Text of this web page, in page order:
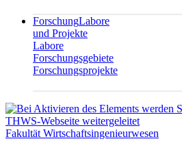
ForschungLabore
und Projekte
Labore
Forschungsgebiete
Forschungsprojekte
Fakultät Wirtschaftsingenieurwesen